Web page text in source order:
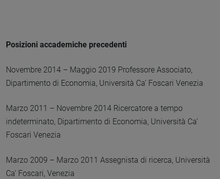
Posizioni accademiche precedenti
Novembre 2014 – Maggio 2019 Professore Associato,
Dipartimento di Economia, Università Ca’ Foscari Venezia
Marzo 2011 – Novembre 2014 Ricercatore a tempo
indeterminato, Dipartimento di Economia, Università Ca’
Foscari Venezia
Marzo 2009 – Marzo 2011 Assegnista di ricerca, Università
Ca’ Foscari, Venezia